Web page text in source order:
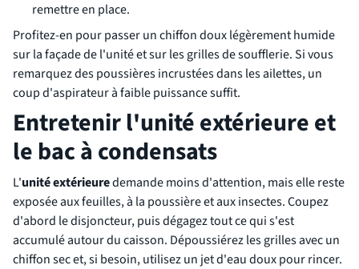
remettre en place.
Profitez-en pour passer un chiffon doux légèrement humide
sur la façade de l'unité et sur les grilles de soufflerie. Si vous
remarquez des poussières incrustées dans les ailettes, un
coup d'aspirateur à faible puissance suffit.
Entretenir l'unité extérieure et
le bac à condensats
L'unité extérieuredemande moins d'attention, mais elle reste
exposée aux feuilles, à la poussière et aux insectes. Coupez
d'abord le disjoncteur, puis dégagez tout ce qui s'est
accumulé autour du caisson. Dépoussiérez les grilles avec un
chiffon sec et, si besoin, utilisez un jet d'eau doux pour rincer.